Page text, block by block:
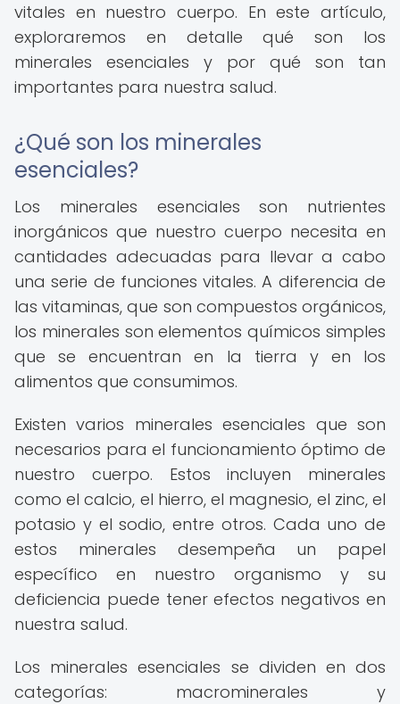
vitales en nuestro cuerpo. En este artículo,
exploraremos en detalle qué son los
minerales esenciales y por qué son tan
importantes para nuestra salud.
¿Qué son los minerales
esenciales?
Los minerales esenciales son nutrientes
inorgánicos que nuestro cuerpo necesita en
cantidades adecuadas para llevar a cabo
una serie de funciones vitales. A diferencia de
las vitaminas, que son compuestos orgánicos,
los minerales son elementos químicos simples
que se encuentran en la tierra y en los
alimentos que consumimos.
Existen varios minerales esenciales que son
necesarios para el funcionamiento óptimo de
nuestro cuerpo. Estos incluyen minerales
como el calcio, el hierro, el magnesio, el zinc, el
potasio y el sodio, entre otros. Cada uno de
estos minerales desempeña un papel
específico en nuestro organismo y su
deficiencia puede tener efectos negativos en
nuestra salud.
Los minerales esenciales se dividen en dos
categorías: macrominerales y